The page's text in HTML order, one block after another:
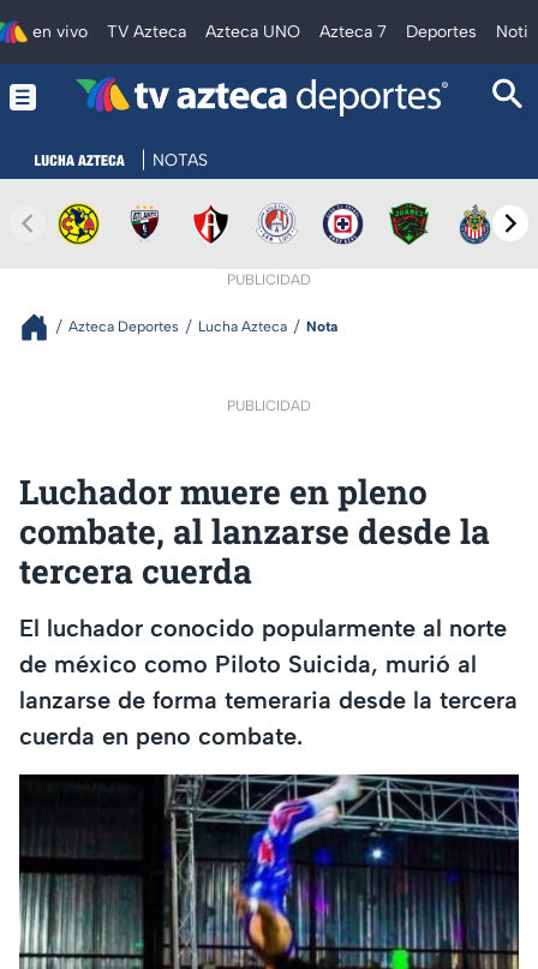
en vivo TV Azteca Azteca UNO Azteca 7 Deportes
NOTAS
PUBLICIDAD
Azteca Deportes Lucha Azteca Nota
PUBLICIDAD
Luchador muere en pleno
combate, al lanzarse desde la
tercera cuerda
El luchador conocido popularmente al norte
de méxico como Piloto Suicida, murió al
lanzarse de forma temeraria desde la tercera
cuerda en peno combate.